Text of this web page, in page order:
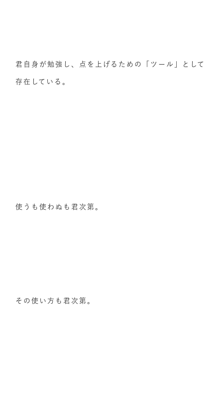
君自身が勉強し、点を上げるための「ツール」として
存在している。
使うも使わぬも君次第。
その使い方も君次第。